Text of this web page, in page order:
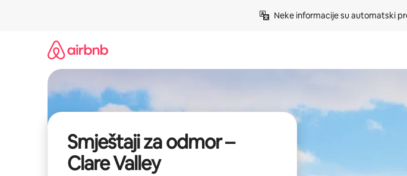
Neke informacije su automatski
Smještaji za odmor –
Clare Valley